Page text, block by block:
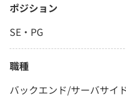
ポジション
SE・PG
職種
バックエンド/サーバサイ